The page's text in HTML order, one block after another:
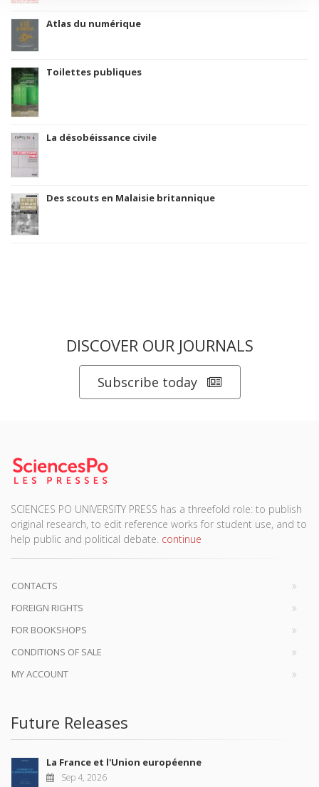
Atlas du numérique
Toilettes publiques
La désobéissance civile
Des scouts en Malaisie britannique
DISCOVER OUR JOURNALS
Subscribe today
SCIENCES PO UNIVERSITY PRESS has a threefold role: to publish
original research, to edit reference works for student use, and to
help public and political debate. continue
CONTACTS
FOREIGN RIGHTS
FOR BOOKSHOPS
CONDITIONS OF SALE
MY ACCOUNT
Future Releases
La France et l'Union européenne
Sep 4, 2026